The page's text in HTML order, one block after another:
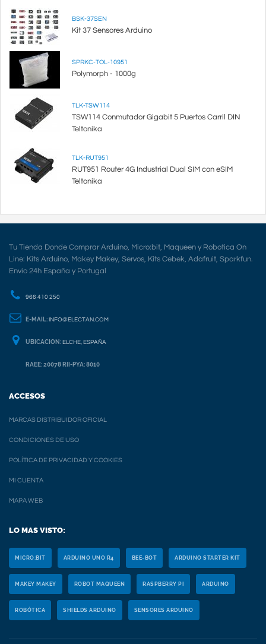
BSK-37SEN
Kit 37 Sensores Arduino
SPRKC-TOL-10951
Polymorph - 1000g
TLK-TSW114
TSW114 Conmutador Gigabit 5 Puertos Carril DIN
Teltonika
TLK-RUT951
RUT951 Router 4G Industrial Dual SIM con eSIM
Teltonika
Tu Tienda Donde Comprar Arduino, Micro:bit, Maqueen y Robotica On
Line: Kits Arduino, Makey Makey, Servos, Kits Cebek, Adafruit, Sparkfun.
Envio 24h España y Portugal
966 410 250
E-MAIL: INFO@ELECTAN.COM
UBICACION: ELCHE, ESPAÑA
RAEE: 20078 RII-PYA: 8010
ACCESOS
MARCAS DISTRIBUIDOR OFICIAL
CONDICIONES DE USO
POLÍTICA DE PRIVACIDAD Y COOKIES
MI CUENTA
MAPA WEB
LO MAS VISTO:
MICRO:BIT ARDUINO UNO R4 BEE-BOT ARDUINO STARTER KIT
MAKEY MAKEY ROBOT MAQUEEN RASPBERRY PI ARDUINO
ROBÓTICA SHIELDS ARDUINO SENSORES ARDUINO